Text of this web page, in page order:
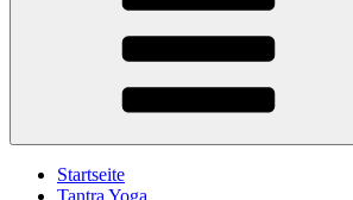
Startseite
Tantra Yoga